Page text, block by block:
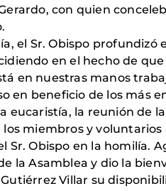
con quien
el Sr. Obispo profundizó
en el hecho de
en nuestras manos
en beneficio de los más
eucaristía, la reunión de
los miembros y
Sr. Obispo en la homilía.
la Asamblea y dio la
Villar su